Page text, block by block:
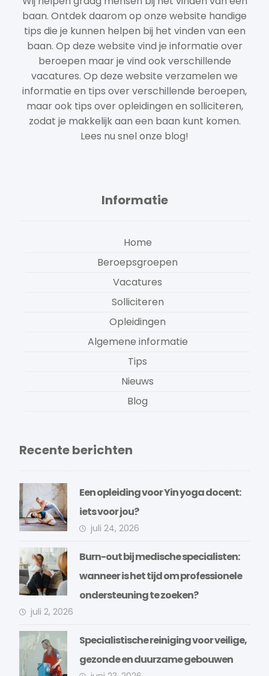
baan. Ontdek daarom op onze website handige
tips die je kunnen helpen bij het vinden van een
baan. Op deze website vind je informatie over
beroepen maar je vind ook verschillende
vacatures. Op deze website verzamelen we
informatie en tips over verschillende beroepen,
maar ook tips over opleidingen en solliciteren,
zodat je makkelijk aan een baan kunt komen.
Lees nu snel onze blog!
Informatie
Home
Beroepsgroepen
Vacatures
Solliciteren
Opleidingen
Algemene informatie
Tips
Nieuws
Blog
Recente berichten
Een opleiding voor Yin yoga docent:
iets voor jou?
juli 24, 2026
Burn-out bij medische specialisten:
wanneer is het tijd om professionele
ondersteuning te zoeken?
juli 2, 2026
Specialistische reiniging voor veilige,
gezonde en duurzame gebouwen